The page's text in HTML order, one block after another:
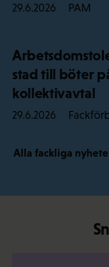
29.6.2026 PAM
stad till böter
kollektivavtal
29.6.2026
Alla fackliga